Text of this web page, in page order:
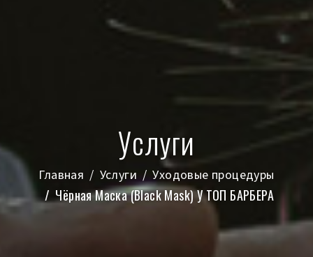
Услуги
Главная Услуги Уходовые процедуры
Чёрная Маска (Black Mask) У ТОП БАРБЕРА